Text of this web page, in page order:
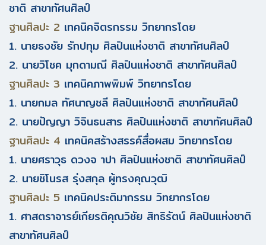
ชาติ สาขาทัศนศิลป์
ฐานศิลปะ 2 เทคนิคจิตรกรรม วิทยากรโดย
1. นายธงชัย รักปทุม ศิลปินแห่งชาติ สาขาทัศนศิลป์
2. นายวิโชค มุกดามณี ศิลปินแห่งชาติ สาขาทัศนศิลป์
ฐานศิลปะ 3 เทคนิคภาพพิมพ์ วิทยากรโดย
1. นายกมล ทัศนาญชลี ศิลปินแห่งชาติ สาขาทัศนศิลป์
2. นายปัญญา วิจินธนสาร ศิลปินแห่งชาติ สาขาทัศนศิลป์
ฐานศิลปะ 4 เทคนิคสร้างสรรค์สื่อผสม วิทยากรโดย
1. นายศราวุธ ดวงจ าปา ศิลปินแห่งชาติ สาขาทัศนศิลป์
2. นายชิโนรส รุ่งสกุล ผู้ทรงคุณวุฒิ
ฐานศิลปะ 5 เทคนิคประติมากรรม วิทยากรโดย
1. ศาสตราจารย์เกียรติคุณวิชัย สิทธิรัตน์ ศิลปินแห่งชาติ
สาขาทัศนศิลป์